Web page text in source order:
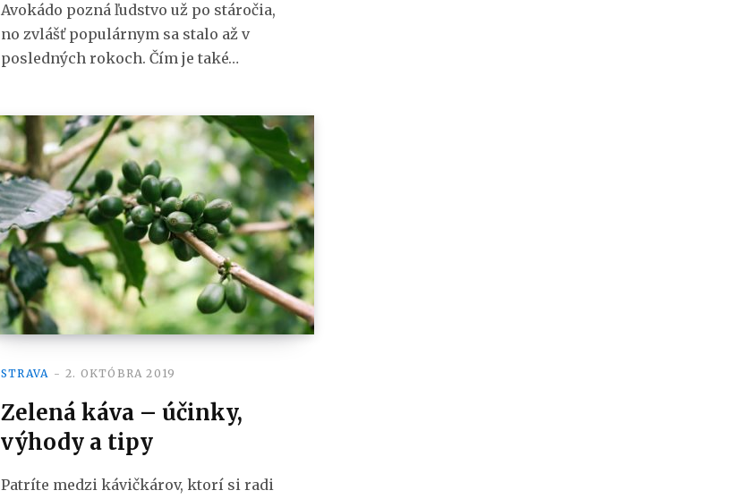
Avokádo pozná ľudstvo už po stáročia,
no zvlášť populárnym sa stalo až v
posledných rokoch. Čím je také…
STRAVA 2. OKTÓBRA 2019
Zelená káva – účinky,
výhody a tipy
Patríte medzi kávičkárov, ktorí si radi